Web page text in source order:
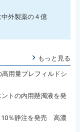
外製薬の４億
もっと見る
用量プレフィルドシ
トの内用懸濁液を発
％静注を発売 高濃